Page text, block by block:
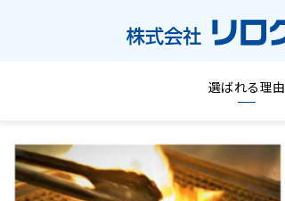
選ばれる理由